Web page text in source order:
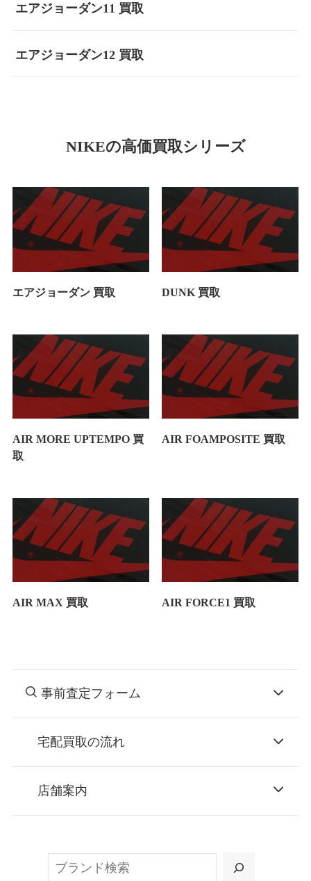
エアジョーダン11 買取
エアジョーダン12 買取
NIKEの高価買取シリーズ
エアジョーダン 買取 DUNK 買取
AIR MORE UPTEMPO 買
取
AIR FOAMPOSITE 買取
AIR MAX 買取 AIR FORCE1 買取
事前査定フォーム
宅配買取の流れ
お申込み
店舗案内